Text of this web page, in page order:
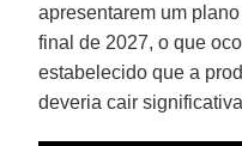
apresentarem um
final de 2027, o que
estabelecido que a
deveria cair